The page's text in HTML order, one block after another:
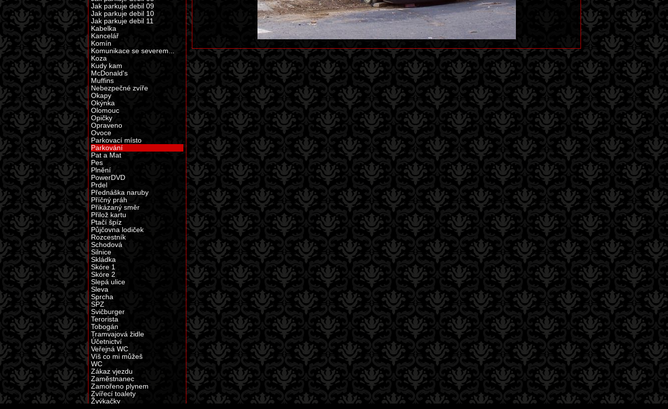
Jak parkuje debil 09
Jak parkuje debil 10
Jak parkuje debil 11
Kabelka
Kancelář
Komín
Komunikace se severem...
Koza
Kudy kam
McDonald's
Muffins
Nebezpečné zvíře
Okapy
Okýnka
Olomouc
Opičky
Opraveno
Ovoce
Parkovací místo
Parkování
Pat a Mat
Pes
Plnění
PowerDVD
Prdel
Přednáška naruby
Příčný práh
Přikázaný směr
Přilož kartu
Ptačí špíz
Půjčovna lodiček
Rozcestník
Schodová
Silnice
Skládka
Skóre 1
Skóre 2
Slepá ulice
Sleva
Sprcha
SPZ
Svičburger
Terorista
Tobogán
Tramvajová židle
Účetnictví
Veřejná WC
Víš co mi můžeš
WC
Zákaz vjezdu
Zaměstnanec
Zamořeno plynem
Zvířecí toalety
Žvýkačky